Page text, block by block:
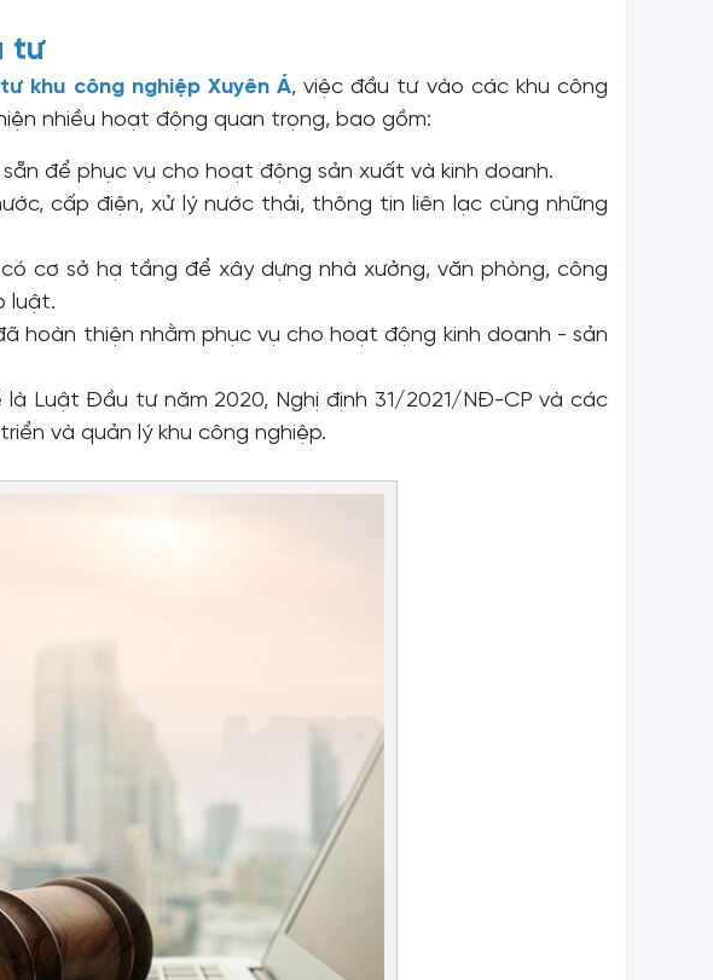
tư
khu công nghiệp Xuyên Á, việc đầu tư vào các khu công
nhiều hoạt động quan trọng, bao gồm:
để phục vụ cho hoạt động sản xuất và kinh doanh.
cấp điện, xử lý nước thải, thông tin liên lạc cùng những
cơ sở hạ tầng để xây dựng nhà xưởng, văn phòng, công
luật.
hoàn thiện nhằm phục vụ cho hoạt động kinh doanh - sản
Luật Đầu tư năm 2020, Nghị định 31/2021/NĐ-CP và các
và quản lý khu công nghiệp.